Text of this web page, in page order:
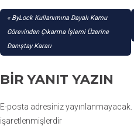
YAZI
GEZINMESI
ByLock Kullanımına Dayalı Kamu
Görevinden Çıkarma İşlemi Üzerine
Danıştay Kararı
BIR YANIT YAZIN
E-posta adresiniz yayınlanmayacak.
işaretlenmişlerdir